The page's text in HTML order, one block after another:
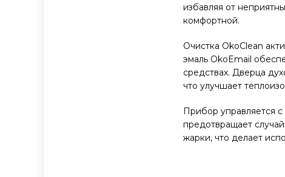
избавляя от
комфортной.
Очистка OkoClean
эмаль OkoEmail
средствах. Дверца
что улучшает
Прибор управляется
предотвращает
жарки, что делает